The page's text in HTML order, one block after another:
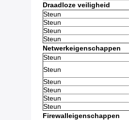
Draadloze veiligheid
Steun
Steun
Steun
Steun
Netwerkeigenschappen
Steun
Steun
Steun
Steun
Steun
Steun
Firewalleigenschappen